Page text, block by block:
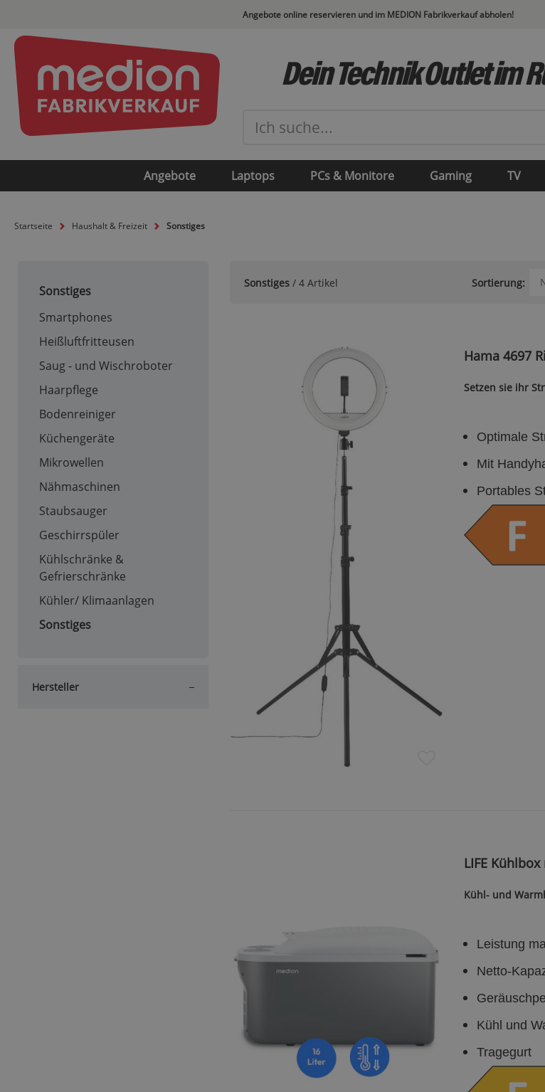
Angebote online reservieren und im MEDION Fabrikverkauf abholen!
Dein Technik Outlet im
Angebote Laptops PCs & Monitore Gaming TV
Startseite Haushalt & Freizeit Sonstiges
Sonstiges
Kühlschränke &
Gefrierschränke
Mikrowellen
Staubsauger
Küchengeräte
Nähmaschinen
Geschirrspüler
Smartphones
Kühler/ Klimaanlagen
Sonstiges
Heißluftfritteusen
Saug - und Wischroboter
Haarpflege
Bodenreiniger
Hersteller
Sonstiges/ 4 Artikel
Hama 4697
Setzen sie ihr
Optimale
Mit
Portables
LIFE
Kühl- und
Leistung
Netto-
Kühl und
Tragegurt